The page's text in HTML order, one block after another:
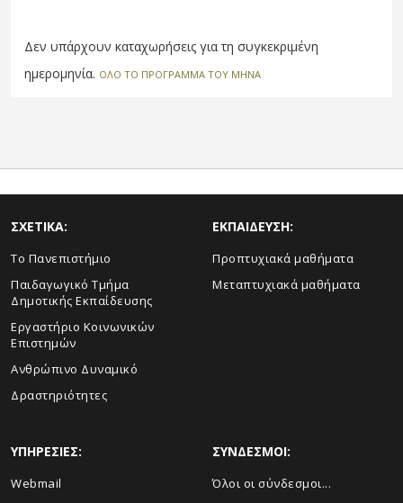
Δεν υπάρχουν καταχωρήσεις για τη συγκεκριμένη
ημερομηνία. ΟΛΟ ΤΟ ΠΡΟΓΡΑΜΜΑ ΤΟΥ ΜΗΝΑ
ΣΧΕΤΙΚΑ:
Το Πανεπιστήμιο
Παιδαγωγικό Τμήμα
Δημοτικής Εκπαίδευσης
Εργαστήριο Κοινωνικών
Επιστημών
Ανθρώπινο Δυναμικό
Δραστηριότητες
ΕΚΠΑΙΔΕΥΣΗ:
Προπτυχιακά μαθήματα
Μεταπτυχιακά μαθήματα
ΥΠΗΡΕΣΙΕΣ:
Webmail
ΣΥΝΔΕΣΜΟΙ:
Όλοι οι σύνδεσμοι...